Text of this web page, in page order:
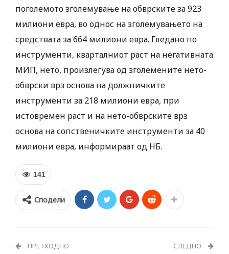
поголемото зголемување на обврските за 923
милиони евра, во однос на зголемувањето на
средствата за 664 милиони евра. Гледано по
инструменти, кварталниот раст на негативната
МИП, нето, произлегува од зголемените нето-
обврски врз основа на должничките
инструменти за 218 милиони евра, при
истовремен раст и на нето-обврските врз
основа на сопственичките инструменти за 40
милиони евра, информираат од НБ.
141
Сподели
ПРЕТХОДНО СЛЕДНО